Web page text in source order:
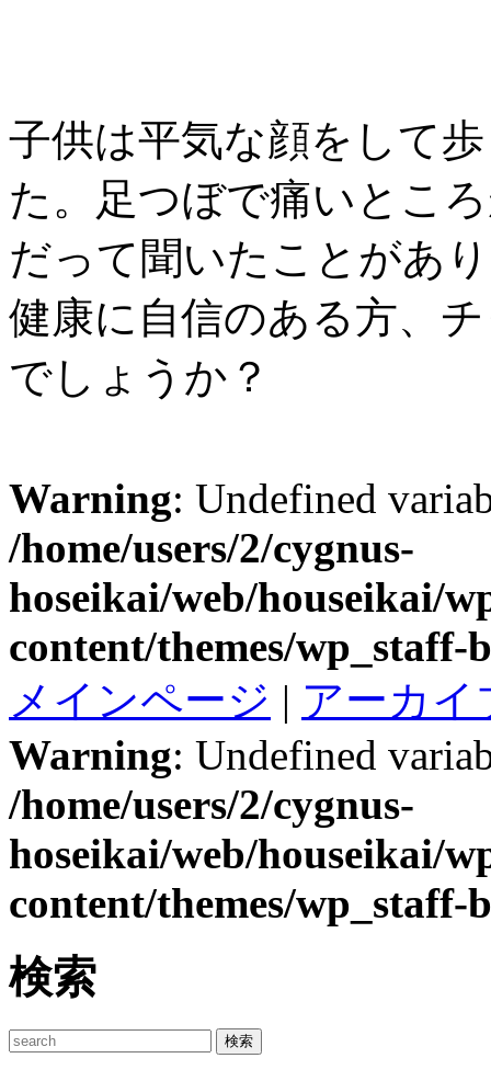
子供は平気な顔をして
た。足つぼで痛いとこ
だって聞いたことがあ
健康に自信のある方、
でしょうか？
Warning: Undefined
/home/users/2/cygnus-
hoseikai/web/houseikai/
content/themes/wp_staff-
メインページ | アーカイ
Warning: Undefined
/home/users/2/cygnus-
hoseikai/web/houseikai/
content/themes/wp_staff-
検索